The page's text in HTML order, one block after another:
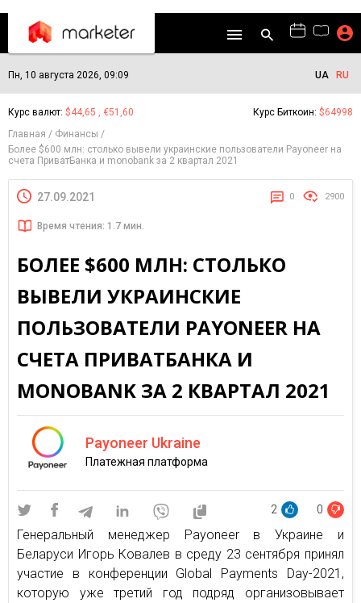
Пн, 10 августа 2026, 09:09 UA RU
Курс валют: $44,65 , €51,60 Курс Биткоин: $64998
Главная
Финансы
Более $600 млн: столько вывели украинские пользователи Payoneer на
счета ПриватБанка и monobank за 2 квартал 2021
27.09.2021 0 2900
Время чтения: 1.7 мин.
БОЛЕЕ $600 МЛН: СТОЛЬКО
ВЫВЕЛИ УКРАИНСКИЕ
ПОЛЬЗОВАТЕЛИ PAYONEER НА
СЧЕТА ПРИВАТБАНКА И
MONOBANK ЗА 2 КВАРТАЛ 2021
Payoneer Ukraine
Платежная платформа
2 0
Генеральный менеджер Payoneer в Украине и
Беларуси Игорь Ковалев в среду 23 сентября принял
участие в конференции Global Payments Day-2021,
которую уже третий год подряд организовывает